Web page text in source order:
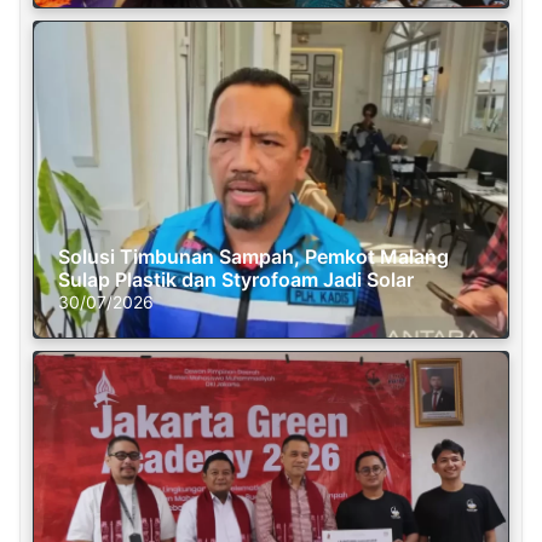
Solusi Timbunan Sampah, Pemkot Malang
Sulap Plastik dan Styrofoam Jadi Solar
30/07/2026